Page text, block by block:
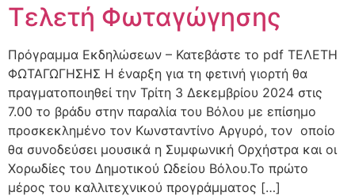
Τελετή Φωταγώγησης
Πρόγραμμα Εκδηλώσεων – Κατεβάστε το pdf ΤΕΛΕΤΗ
ΦΩΤΑΓΩΓΗΣΗΣ Η έναρξη για τη φετινή γιορτή θα
πραγματοποιηθεί την Τρίτη 3 Δεκεμβρίου 2024 στις
7.00 το βράδυ στην παραλία του Βόλου με επίσημο
προσκεκλημένο τον Κωνσταντίνο Αργυρό, τον οποίο
θα συνοδεύσει μουσικά η Συμφωνική Ορχήστρα και οι
Χορωδίες του Δημοτικού Ωδείου Βόλου.Το πρώτο
μέρος του καλλιτεχνικού προγράμματος […]